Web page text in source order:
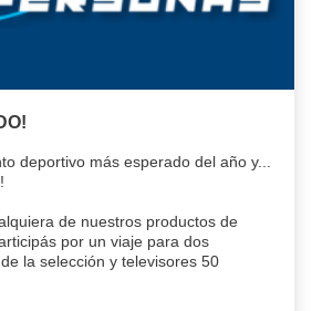
deportivo más esperado del año y...
de nuestros productos de
por un viaje para dos
la selección y televisores 50